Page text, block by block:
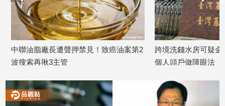
中聯油脂廠長遭聲押禁見！致癌油案第2
波搜索再揪3主管
跨境洗錢水房可疑金
個人頭戶做障眼法